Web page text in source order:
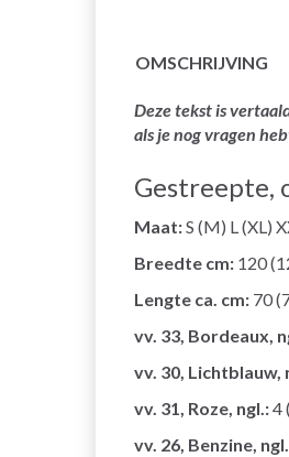
OMSCHRIJVING
Deze tekst is
als je nog vragen
Gestreepte,
Maat:S (M) L (XL)
Breedte cm: 120
Lengte ca. cm: 70
vv. 33, Bordeaux,
vv. 30, Lichtblauw,
vv. 31, Roze, ngl.:4
vv. 26, Benzine,